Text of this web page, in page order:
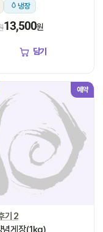
냉장
13,500원
담기
예약
기 2
념게장(1kg)